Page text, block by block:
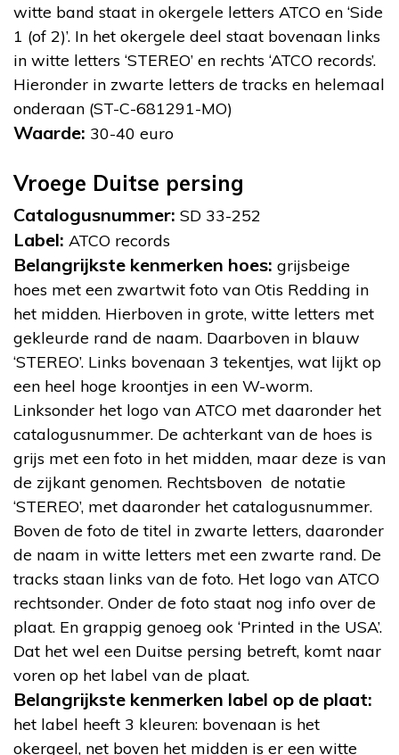
witte band staat in okergele letters ATCO en ‘Side
1 (of 2)’. In het okergele deel staat bovenaan links
in witte letters ‘STEREO’ en rechts ‘ATCO records’.
Hieronder in zwarte letters de tracks en helemaal
onderaan (ST-C-681291-MO)
Waarde: 30-40 euro
Vroege Duitse persing
Catalogusnummer: SD 33-252
Label: ATCO records
Belangrijkste kenmerken hoes: grijsbeige
hoes met een zwartwit foto van Otis Redding in
het midden. Hierboven in grote, witte letters met
gekleurde rand de naam. Daarboven in blauw
‘STEREO’. Links bovenaan 3 tekentjes, wat lijkt op
een heel hoge kroontjes in een W-worm.
Linksonder het logo van ATCO met daaronder het
catalogusnummer. De achterkant van de hoes is
grijs met een foto in het midden, maar deze is van
de zijkant genomen. Rechtsboven de notatie
‘STEREO’, met daaronder het catalogusnummer.
Boven de foto de titel in zwarte letters, daaronder
de naam in witte letters met een zwarte rand. De
tracks staan links van de foto. Het logo van ATCO
rechtsonder. Onder de foto staat nog info over de
plaat. En grappig genoeg ook ‘Printed in the USA’.
Dat het wel een Duitse persing betreft, komt naar
voren op het label van de plaat.
Belangrijkste kenmerken label op de plaat:
het label heeft 3 kleuren: bovenaan is het
okergeel, net boven het midden is er een witte